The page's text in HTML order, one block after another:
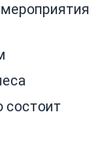
состоит